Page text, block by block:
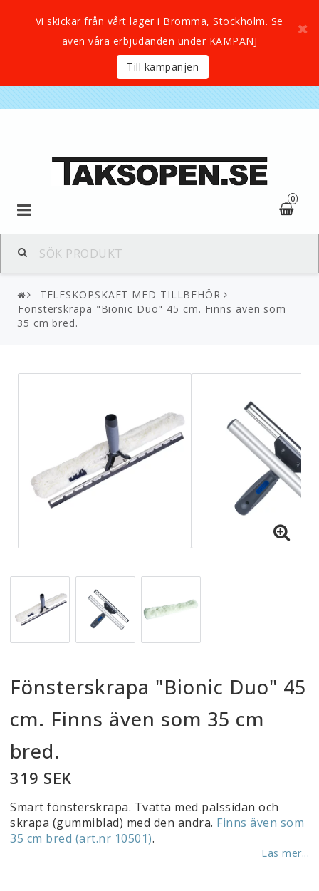
Vi skickar från vårt lager i Bromma, Stockholm. Se
även våra erbjudanden under KAMPANJ
Till kampanjen
0
- TELESKOPSKAFT MED TILLBEHÖR
Fönsterskrapa "Bionic Duo" 45 cm. Finns även som
35 cm bred.
Fönsterskrapa "Bionic Duo" 45
cm. Finns även som 35 cm
bred.
319 SEK
Smart fönsterskrapa. Tvätta med pälssidan och
skrapa (gummiblad) med den andra. Finns även som
35 cm bred (art.nr 10501).
Läs mer...